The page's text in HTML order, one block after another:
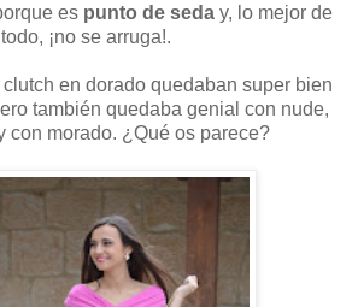
es punto de seda y, lo mejor de
todo, ¡no se arruga!.
en dorado quedaban super bien
también quedaba genial con nude,
con morado. ¿Qué os parece?